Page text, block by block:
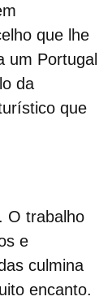
que lhe
um Portugal
da
que
O trabalho
e
culmina
encanto.